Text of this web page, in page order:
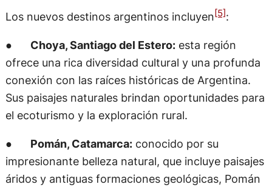
Los nuevos destinos argentinos incluyen[5]:
● Choya, Santiago del Estero:esta región
ofrece una rica diversidad cultural y una profunda
conexión con las raíces históricas de Argentina.
Sus paisajes naturales brindan oportunidades para
el ecoturismo y la exploración rural.
● Pomán, Catamarca:conocido por su
impresionante belleza natural, que incluye paisajes
áridos y antiguas formaciones geológicas, Pomán